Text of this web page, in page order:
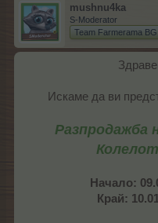
mushnu4ka
S-Moderator
Team Farmerama BG
Искаме да ви
Разпродажба
Начало:
Край: